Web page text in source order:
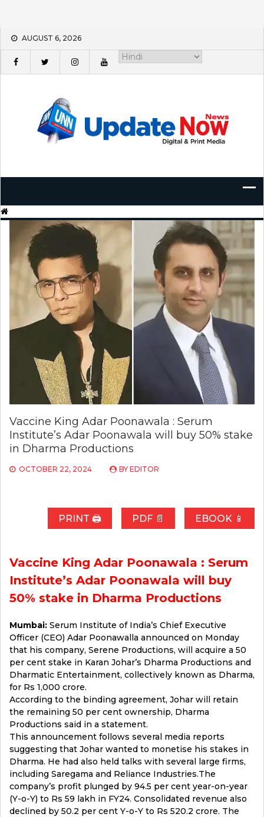
Skip
content
AUGUST 6, 2026
Vaccine King Adar Poonawala : Serum
Institute’s Adar Poonawala will buy 50% stake
in Dharma Productions
OCTOBER 22, 2024 BY EDITOR
PRINT 🖨 PDF 📄 EBOOK 📱
Vaccine King Adar Poonawala : Serum
Institute’s Adar Poonawala will buy
50% stake in Dharma Productions
Mumbai: Serum Institute of India’s Chief Executive
Officer (CEO) Adar Poonawalla announced on Monday
that his company, Serene Productions, will acquire a 50
per cent stake in Karan Johar’s Dharma Productions and
Dharmatic Entertainment, collectively known as Dharma,
for Rs 1,000 crore.
According to the binding agreement, Johar will retain
the remaining 50 per cent ownership, Dharma
Productions said in a statement.
This announcement follows several media reports
suggesting that Johar wanted to monetise his stakes in
Dharma. He had also held talks with several large firms,
including Saregama and Reliance Industries.The
company’s profit plunged by 94.5 per cent year-on-year
(Y-o-Y) to Rs 59 lakh in FY24. Consolidated revenue also
declined by 50.2 per cent Y-o-Y to Rs 520.2 crore. The